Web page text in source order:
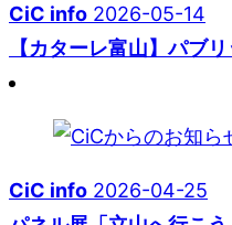
CiC info 2026-05-14
【カターレ富山】パブ
CiC info 2026-04-25